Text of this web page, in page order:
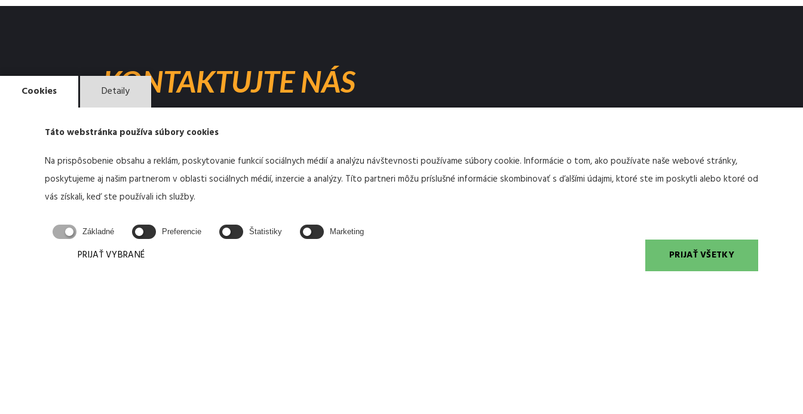
Cookies Detaily
Táto webstránka používa súbory cookies
Na prispôsobenie obsahu a reklám, poskytovanie funkcií sociálnych médií a analýzu návštevnosti používame súbory cookie. Informácie o tom, ako používate naše webové stránky,
poskytujeme aj našim partnerom v oblasti sociálnych médií, inzercie a analýzy. Títo partneri môžu príslušné informácie skombinovať s ďalšími údajmi, ktoré ste im poskytli alebo ktoré od
vás získali, keď ste používali ich služby.
Základné Preferencie Štatistiky Marketing
PRIJAŤ VYBRANÉ PRIJAŤ VŠETKY
KONTAKTUJTE NÁS
erikjv@erikjv.sk